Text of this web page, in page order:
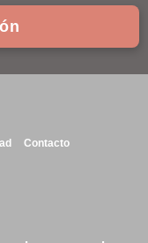
Contacto